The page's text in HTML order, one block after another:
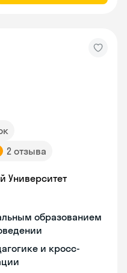
2 отзыва
Университет
образованием
и кросс-